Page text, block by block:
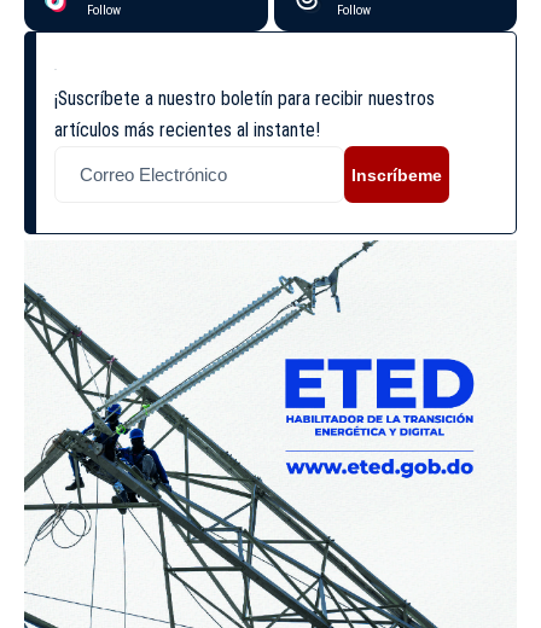
Follow Follow
¡Suscríbete a nuestro boletín para recibir nuestros
artículos más recientes al instante!
Inscríbeme